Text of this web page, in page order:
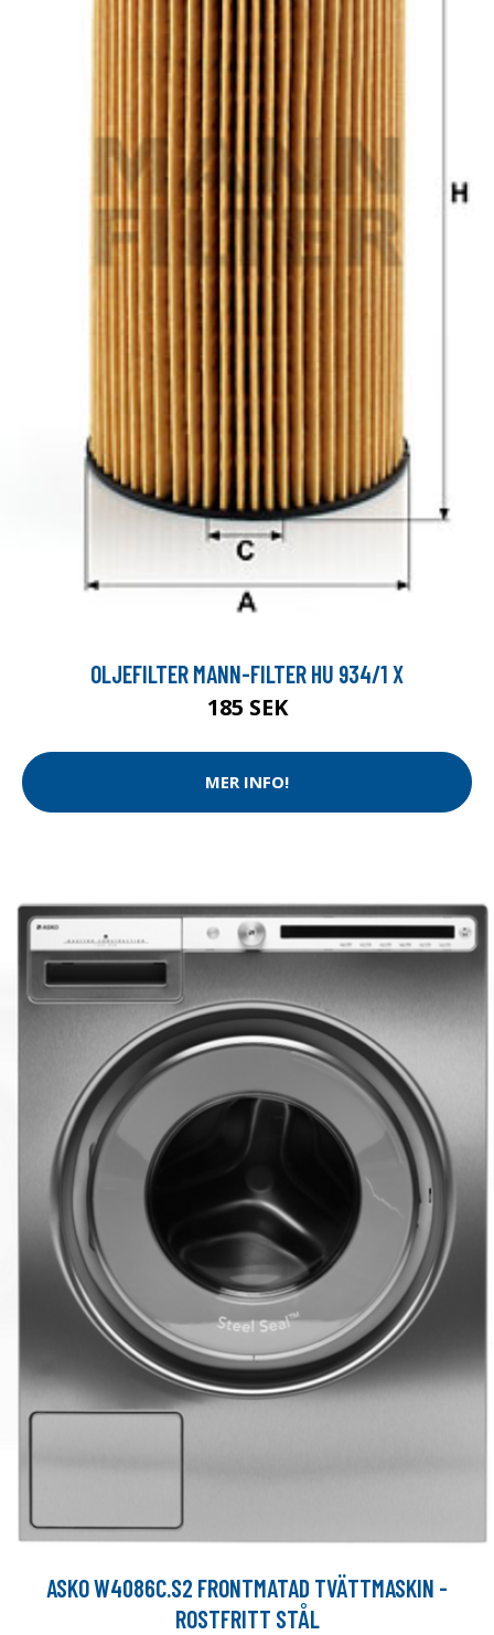
OLJEFILTER MANN-FILTER HU 934/1 X
185 SEK
MER INFO!
ASKO W4086C.S2 FRONTMATAD TVÄTTMASKIN -
ROSTFRITT STÅL